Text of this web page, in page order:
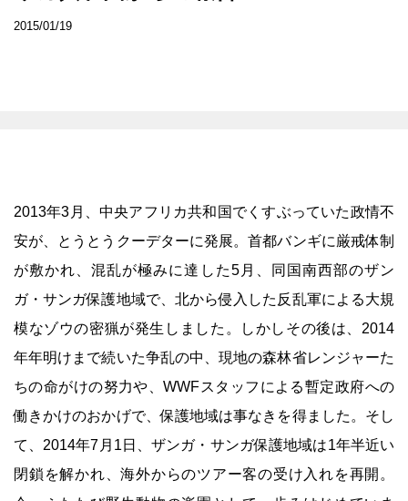
2015/01/19
2013年3月、中央アフリカ共和国でくすぶっていた政情不
安が、とうとうクーデターに発展。首都バンギに厳戒体制
が敷かれ、混乱が極みに達した5月、同国南西部のザン
ガ・サンガ保護地域で、北から侵入した反乱軍による大規
模なゾウの密猟が発生しました。しかしその後は、2014
年年明けまで続いた争乱の中、現地の森林省レンジャーた
ちの命がけの努力や、WWFスタッフによる暫定政府への
働きかけのおかげで、保護地域は事なきを得ました。そし
て、2014年7月1日、ザンガ・サンガ保護地域は1年半近い
閉鎖を解かれ、海外からのツアー客の受け入れを再開。